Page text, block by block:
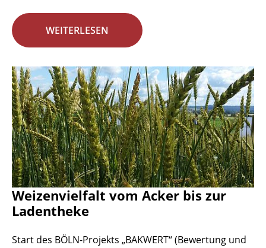
WEITERLESEN
Weizenvielfalt vom Acker bis zur
Ladentheke
Start des BÖLN-Projekts „BAKWERT“ (Bewertung und